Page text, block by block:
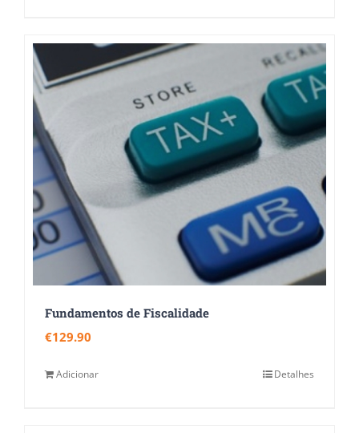
Fundamentos de Fiscalidade
€129.90
Adicionar Detalhes